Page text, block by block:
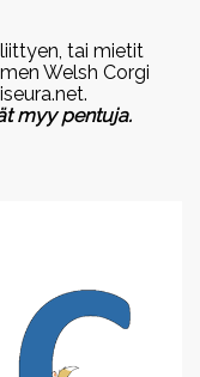
tai mietit
Welsh Corgi
myy pentuja.